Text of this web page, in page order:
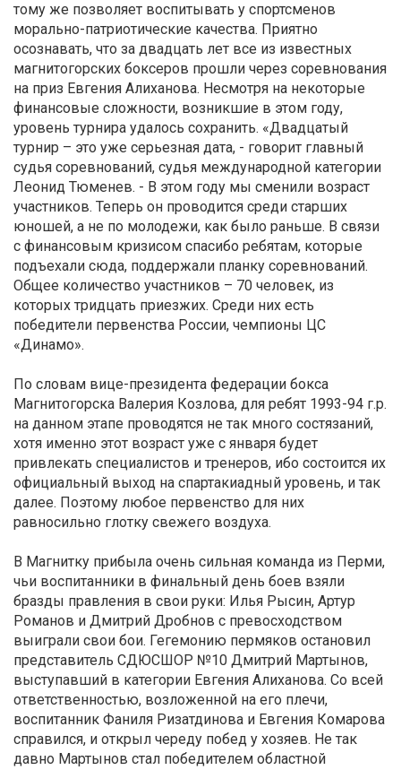
тому же позволяет воспитывать у спортсменов
морально-патриотические качества. Приятно
осознавать, что за двадцать лет все из известных
магнитогорских боксеров прошли через соревнования
на приз Евгения Алиханова. Несмотря на некоторые
финансовые сложности, возникшие в этом году,
уровень турнира удалось сохранить. «Двадцатый
турнир – это уже серьезная дата, - говорит главный
судья соревнований, судья международной категории
Леонид Тюменев. - В этом году мы сменили возраст
участников. Теперь он проводится среди старших
юношей, а не по молодежи, как было раньше. В связи
с финансовым кризисом спасибо ребятам, которые
подъехали сюда, поддержали планку соревнований.
Общее количество участников – 70 человек, из
которых тридцать приезжих. Среди них есть
победители первенства России, чемпионы ЦС
«Динамо».
По словам вице-президента федерации бокса
Магнитогорска Валерия Козлова, для ребят 1993-94 г.р.
на данном этапе проводятся не так много состязаний,
хотя именно этот возраст уже с января будет
привлекать специалистов и тренеров, ибо состоится их
официальный выход на спартакиадный уровень, и так
далее. Поэтому любое первенство для них
равносильно глотку свежего воздуха.
В Магнитку прибыла очень сильная команда из Перми,
чьи воспитанники в финальный день боев взяли
бразды правления в свои руки: Илья Рысин, Артур
Романов и Дмитрий Дробнов с превосходством
выиграли свои бои. Гегемонию пермяков остановил
представитель СДЮСШОР №10 Дмитрий Мартынов,
выступавший в категории Евгения Алиханова. Со всей
ответственностью, возложенной на его плечи,
воспитанник Фаниля Ризатдинова и Евгения Комарова
справился, и открыл череду побед у хозяев. Не так
давно Мартынов стал победителем областной